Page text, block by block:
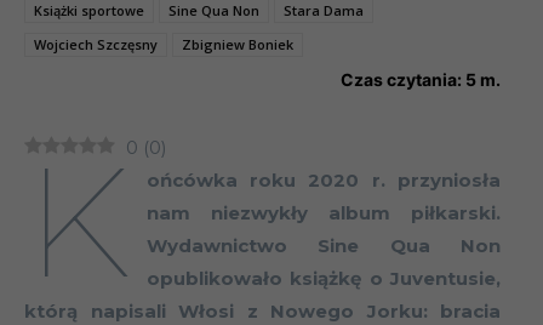
Książki sportowe
Sine Qua Non
Stara Dama
Wojciech Szczęsny
Zbigniew Boniek
Czas czytania: 5 m.
0 (0)
K
ońcówka roku 2020 r. przyniosła
nam niezwykły album piłkarski.
Wydawnictwo Sine Qua Non
opublikowało książkę o Juventusie,
którą napisali Włosi z Nowego Jorku: bracia